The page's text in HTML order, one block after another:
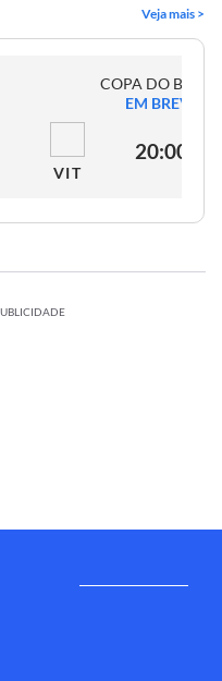
Veja mais >
COPA DO
EM BREVE
VIT
20:00